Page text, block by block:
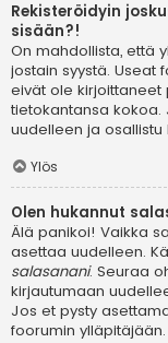
Rekisteröidyin
sisään?!
On mahdollista, että
jostain syystä. Useat
eivät ole
tietokantansa kokoa.
uudelleen ja osallistu
Ylös
Olen hukannut
Älä panikoi! Vaikka
asettaa uudelleen.
salasanani. Seuraa
kirjautumaan
Jos et pysty
foorumin ylläpitäjään.